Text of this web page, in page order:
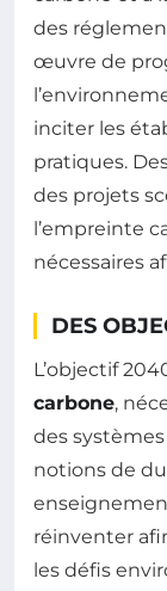
des
œuvre de
inciter les
pratiques.
des projets
l’empreinte
nécessaires
DES
L’objectif
carbone,
des
notions de
réinventer
les défis